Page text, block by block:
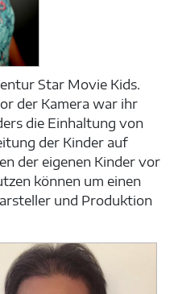
Star Movie Kids.
der Kamera war ihr
die Einhaltung von
der Kinder auf
der eigenen Kinder vor
können um einen
und Produktion